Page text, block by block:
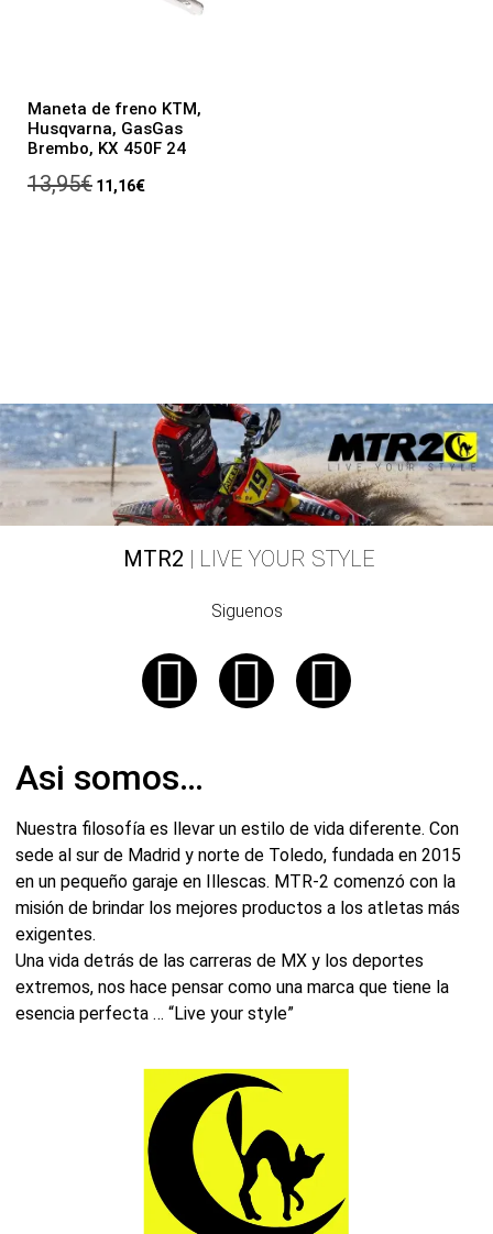
Maneta de freno KTM,
Husqvarna, GasGas
Brembo, KX 450F 24
13,95€ 11,16€
MTR2 | LIVE YOUR STYLE
Siguenos
Asi somos…
Nuestra filosofía es llevar un estilo de vida diferente. Con
sede al sur de Madrid y norte de Toledo, fundada en 2015
en un pequeño garaje en Illescas. MTR-2 comenzó con la
misión de brindar los mejores productos a los atletas más
exigentes.
Una vida detrás de las carreras de MX y los deportes
extremos, nos hace pensar como una marca que tiene la
esencia perfecta … “Live your style”